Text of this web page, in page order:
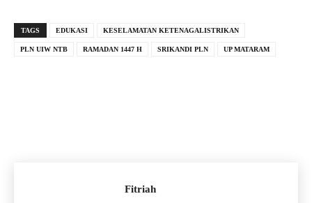
TAGS EDUKASI KESELAMATAN KETENAGALISTRIKAN
PLN UIW NTB RAMADAN 1447 H SRIKANDI PLN UP MATARAM
Fitriah